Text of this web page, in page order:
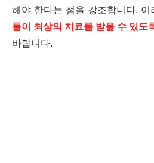
해야 한다는 점을 강조합니다. 이
들이 최상의 치료를 받을 수 있도
바랍니다.